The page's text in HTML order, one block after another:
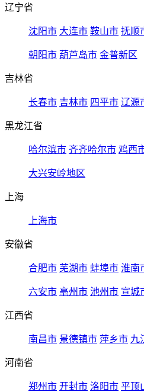
辽宁省
沈阳市 大连市 鞍山市 抚顺
朝阳市 葫芦岛市 金普新区
吉林省
长春市 吉林市 四平市 辽源
黑龙江省
哈尔滨市 齐齐哈尔市 鸡西
大兴安岭地区
上海
上海市
安徽省
合肥市 芜湖市 蚌埠市 淮南
六安市 亳州市 池州市 宣城
江西省
南昌市 景德镇市 萍乡市 九
河南省
郑州市 开封市 洛阳市 平顶